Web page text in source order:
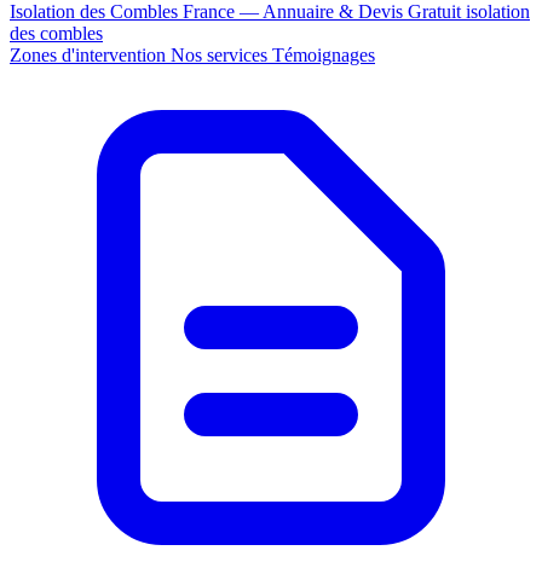
Isolation des Combles France — Annuaire & Devis Gratuit isolation
des combles
Zones d'intervention Nos services Témoignages